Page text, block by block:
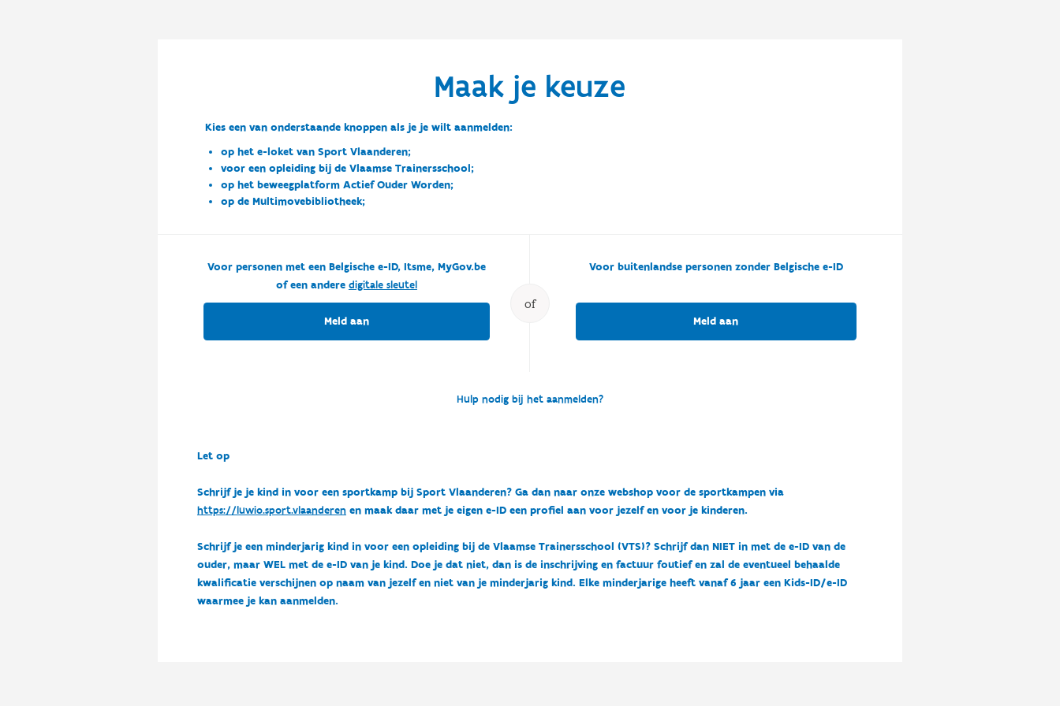
Maak je keuze
Kies een van onderstaande knoppen als je je wilt aanmelden:
op het e-loket van Sport Vlaanderen;
voor een opleiding bij de Vlaamse Trainersschool;
op het beweegplatform Actief Ouder Worden;
op de Multimovebibliotheek;
of
Voor personen met een Belgische e-ID, Itsme, MyGov.be
of een andere digitale sleutel
Meld aan
Voor buitenlandse personen zonder Belgische e-ID
Meld aan
Hulp nodig bij het aanmelden?
Let op
Schrijf je je kind in voor een sportkamp bij Sport Vlaanderen? Ga dan naar onze webshop voor de sportkampen via
https://luwio.sport.vlaanderenen maak daar met je eigen e-ID een profiel aan voor jezelf en voor je kinderen.
Schrijf je een minderjarig kind in voor een opleiding bij de Vlaamse Trainersschool (VTS)? Schrijf dan NIET in met de e-ID van de
ouder, maar WEL met de e-ID van je kind. Doe je dat niet, dan is de inschrijving en factuur foutief en zal de eventueel behaalde
kwalificatie verschijnen op naam van jezelf en niet van je minderjarig kind. Elke minderjarige heeft vanaf 6 jaar een Kids-ID/e-ID
waarmee je kan aanmelden.